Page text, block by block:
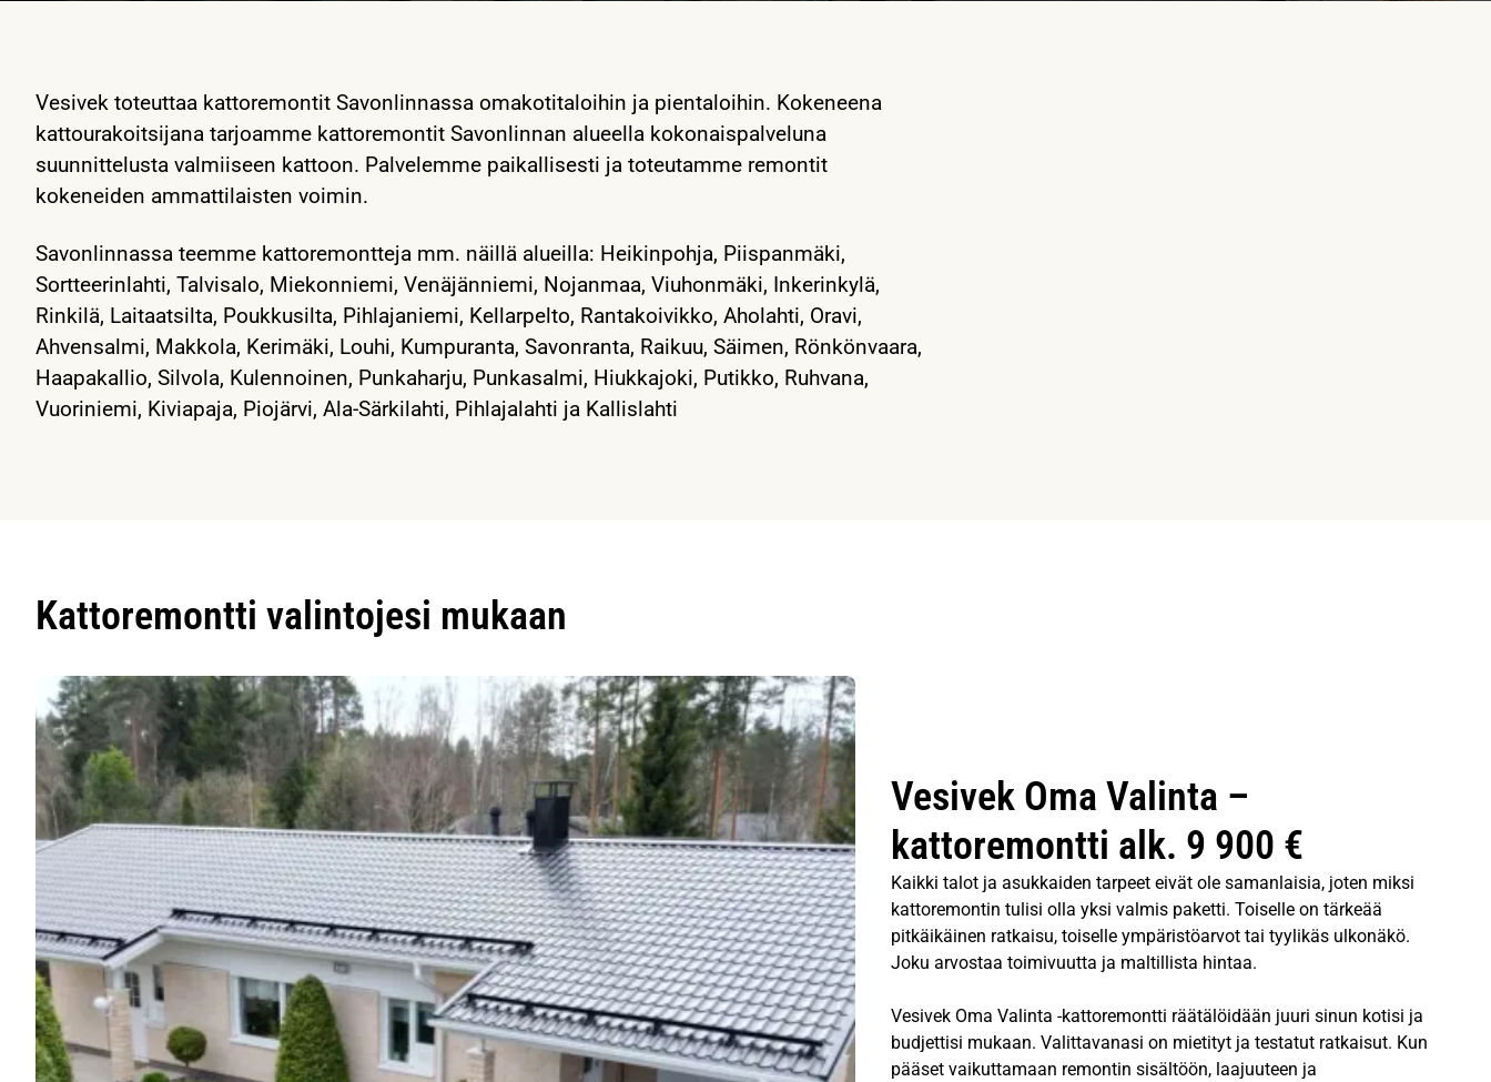
Vesivek toteuttaa kattoremontit Savonlinnassa omakotitaloihin ja pientaloihin. Kokeneena
kattourakoitsijana tarjoamme kattoremontit Savonlinnan alueella kokonaispalveluna
suunnittelusta valmiiseen kattoon. Palvelemme paikallisesti ja toteutamme remontit
kokeneiden ammattilaisten voimin.
Savonlinnassa teemme kattoremontteja mm. näillä alueilla: Heikinpohja, Piispanmäki,
Sortteerinlahti, Talvisalo, Miekonniemi, Venäjänniemi, Nojanmaa, Viuhonmäki, Inkerinkylä,
Rinkilä, Laitaatsilta, Poukkusilta, Pihlajaniemi, Kellarpelto, Rantakoivikko, Aholahti, Oravi,
Ahvensalmi, Makkola, Kerimäki, Louhi, Kumpuranta, Savonranta, Raikuu, Säimen, Rönkönvaara,
Haapakallio, Silvola, Kulennoinen, Punkaharju, Punkasalmi, Hiukkajoki, Putikko, Ruhvana,
Vuoriniemi, Kiviapaja, Piojärvi, Ala-Särkilahti, Pihlajalahti ja Kallislahti
Kattoremontti valintojesi mukaan
Vesivek Oma Valinta –
kattoremontti alk. 9 900 €
Kaikki talot ja asukkaiden tarpeet eivät ole samanlaisia, joten miksi
kattoremontin tulisi olla yksi valmis paketti. Toiselle on tärkeää
pitkäikäinen ratkaisu, toiselle ympäristöarvot tai tyylikäs ulkonäkö.
Joku arvostaa toimivuutta ja maltillista hintaa.
Vesivek Oma Valinta -kattoremontti räätälöidään juuri sinun kotisi ja
budjettisi mukaan. Valittavanasi on mietityt ja testatut ratkaisut. Kun
pääset vaikuttamaan remontin sisältöön, laajuuteen ja